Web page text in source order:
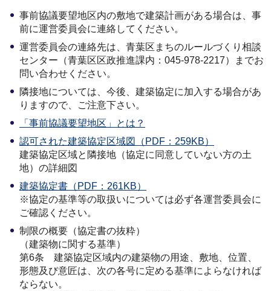
事前協議要望地区内の敷地で建築計画がある場合は、事
前に運営委員会に連絡してください。
運営委員会の連絡先は、青葉区まちのルールづくり相談
センター（青葉区区政推進課内：045-978-2217）までお
問い合わせください。
隣接地については、今後、建築協定に加入する場合があ
りますので、ご注意下さい。
「事前協議要望地区」とは？
認可された建築協定区域図（PDF：259KB）
建築協定区域と隣接地（協定に同意していない方の土
地）の詳細図
建築協定書（PDF：261KB）
※協定の基準等の取扱いについては必ず各運営委員会に
ご確認ください。
制限の概要（協定書の抜粋）
（建築物に関する基準）
第6条 建築協定区域内の建築物の用途、敷地、位置、
形態及び意匠は、次の各号に定める基準によらなければ
ならない。